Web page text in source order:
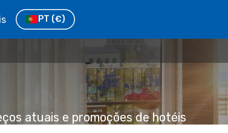
PT (€)
atuais e promoções de hotéis